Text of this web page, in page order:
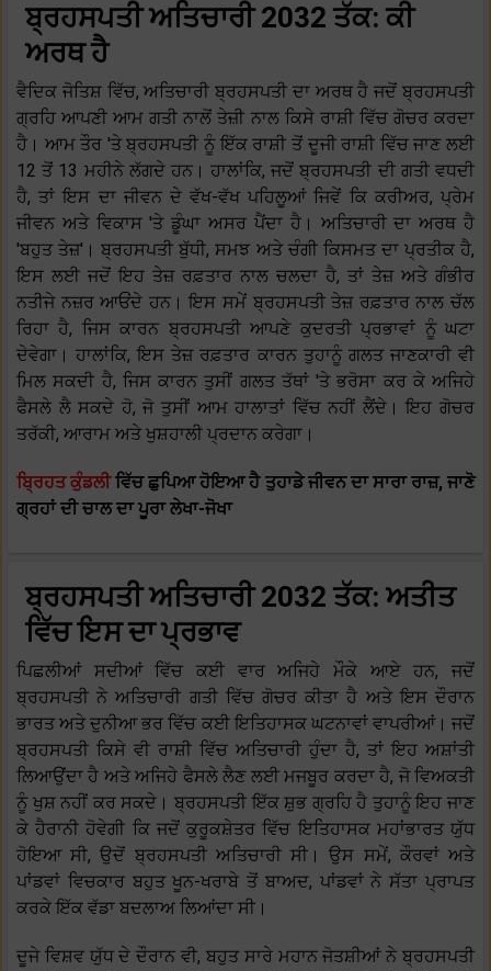
ਬ੍ਰਹਸਪਤੀ ਅਤਿਚਾਰੀ 2032 ਤੱਕ: ਕੀ
ਅਰਥ ਹੈ
ਵੈਦਿਕ ਜੋਤਿਸ਼ ਵਿੱਚ, ਅਤਿਚਾਰੀ ਬ੍ਰਹਸਪਤੀ ਦਾ ਅਰਥ ਹੈ ਜਦੋਂ ਬ੍ਰਹਸਪਤੀ
ਗ੍ਰਹਿ ਆਪਣੀ ਆਮ ਗਤੀ ਨਾਲੋਂ ਤੇਜ਼ੀ ਨਾਲ ਕਿਸੇ ਰਾਸ਼ੀ ਵਿੱਚ ਗੋਚਰ ਕਰਦਾ
ਹੈ। ਆਮ ਤੌਰ 'ਤੇ ਬ੍ਰਹਸਪਤੀ ਨੂੰ ਇੱਕ ਰਾਸ਼ੀ ਤੋਂ ਦੂਜੀ ਰਾਸ਼ੀ ਵਿੱਚ ਜਾਣ ਲਈ
12 ਤੋਂ 13 ਮਹੀਨੇ ਲੱਗਦੇ ਹਨ। ਹਾਲਾਂਕਿ, ਜਦੋਂ ਬ੍ਰਹਸਪਤੀ ਦੀ ਗਤੀ ਵਧਦੀ
ਹੈ, ਤਾਂ ਇਸ ਦਾ ਜੀਵਨ ਦੇ ਵੱਖ-ਵੱਖ ਪਹਿਲੂਆਂ ਜਿਵੇਂ ਕਿ ਕਰੀਅਰ, ਪ੍ਰੇਮ
ਜੀਵਨ ਅਤੇ ਵਿਕਾਸ 'ਤੇ ਡੂੰਘਾ ਅਸਰ ਪੈਂਦਾ ਹੈ। ਅਤਿਚਾਰੀ ਦਾ ਅਰਥ ਹੈ
'ਬਹੁਤ ਤੇਜ਼'। ਬ੍ਰਹਸਪਤੀ ਬੁੱਧੀ, ਸਮਝ ਅਤੇ ਚੰਗੀ ਕਿਸਮਤ ਦਾ ਪ੍ਰਤੀਕ ਹੈ,
ਇਸ ਲਈ ਜਦੋਂ ਇਹ ਤੇਜ਼ ਰਫ਼ਤਾਰ ਨਾਲ ਚਲਦਾ ਹੈ, ਤਾਂ ਤੇਜ਼ ਅਤੇ ਗੰਭੀਰ
ਨਤੀਜੇ ਨਜ਼ਰ ਆਓਂਦੇ ਹਨ। ਇਸ ਸਮੇਂ ਬ੍ਰਹਸਪਤੀ ਤੇਜ਼ ਰਫ਼ਤਾਰ ਨਾਲ ਚੱਲ
ਰਿਹਾ ਹੈ, ਜਿਸ ਕਾਰਨ ਬ੍ਰਹਸਪਤੀ ਆਪਣੇ ਕੁਦਰਤੀ ਪ੍ਰਭਾਵਾਂ ਨੂੰ ਘਟਾ
ਦੇਵੇਗਾ। ਹਾਲਾਂਕਿ, ਇਸ ਤੇਜ਼ ਰਫ਼ਤਾਰ ਕਾਰਨ ਤੁਹਾਨੂੰ ਗਲਤ ਜਾਣਕਾਰੀ ਵੀ
ਮਿਲ ਸਕਦੀ ਹੈ, ਜਿਸ ਕਾਰਨ ਤੁਸੀਂ ਗਲਤ ਤੱਥਾਂ 'ਤੇ ਭਰੋਸਾ ਕਰ ਕੇ ਅਜਿਹੇ
ਫੈਸਲੇ ਲੈ ਸਕਦੇ ਹੋ, ਜੋ ਤੁਸੀਂ ਆਮ ਹਾਲਾਤਾਂ ਵਿੱਚ ਨਹੀਂ ਲੈਂਦੇ। ਇਹ ਗੋਚਰ
ਤਰੱਕੀ, ਆਰਾਮ ਅਤੇ ਖੁਸ਼ਹਾਲੀ ਪ੍ਰਦਾਨ ਕਰੇਗਾ।
ਬ੍ਰਿਹਤ ਕੁੰਡਲੀਵਿੱਚ ਛੁਪਿਆ ਹੋਇਆ ਹੈ ਤੁਹਾਡੇ ਜੀਵਨ ਦਾ ਸਾਰਾ ਰਾਜ਼, ਜਾਣੋ
ਗ੍ਰਹਾਂ ਦੀ ਚਾਲ ਦਾ ਪੂਰਾ ਲੇਖਾ-ਜੋਖਾ
ਬ੍ਰਹਸਪਤੀ ਅਤਿਚਾਰੀ 2032 ਤੱਕ: ਅਤੀਤ
ਵਿੱਚ ਇਸ ਦਾ ਪ੍ਰਭਾਵ
ਪਿਛਲੀਆਂ ਸਦੀਆਂ ਵਿੱਚ ਕਈ ਵਾਰ ਅਜਿਹੇ ਮੌਕੇ ਆਏ ਹਨ, ਜਦੋਂ
ਬ੍ਰਹਸਪਤੀ ਨੇ ਅਤਿਚਾਰੀ ਗਤੀ ਵਿੱਚ ਗੋਚਰ ਕੀਤਾ ਹੈ ਅਤੇ ਇਸ ਦੌਰਾਨ
ਭਾਰਤ ਅਤੇ ਦੁਨੀਆ ਭਰ ਵਿੱਚ ਕਈ ਇਤਿਹਾਸਕ ਘਟਨਾਵਾਂ ਵਾਪਰੀਆਂ। ਜਦੋਂ
ਬ੍ਰਹਸਪਤੀ ਕਿਸੇ ਵੀ ਰਾਸ਼ੀ ਵਿੱਚ ਅਤਿਚਾਰੀ ਹੁੰਦਾ ਹੈ, ਤਾਂ ਇਹ ਅਸ਼ਾਂਤੀ
ਲਿਆਉਂਦਾ ਹੈ ਅਤੇ ਅਜਿਹੇ ਫੈਸਲੇ ਲੈਣ ਲਈ ਮਜਬੂਰ ਕਰਦਾ ਹੈ, ਜੋ ਵਿਅਕਤੀ
ਨੂੰ ਖੁਸ਼ ਨਹੀਂ ਕਰ ਸਕਦੇ। ਬ੍ਰਹਸਪਤੀ ਇੱਕ ਸ਼ੁਭ ਗ੍ਰਹਿ ਹੈ ਤੁਹਾਨੂੰ ਇਹ ਜਾਣ
ਕੇ ਹੈਰਾਨੀ ਹੋਵੇਗੀ ਕਿ ਜਦੋਂ ਕੁਰੂਕਸ਼ੇਤਰ ਵਿੱਚ ਇਤਿਹਾਸਕ ਮਹਾਂਭਾਰਤ ਯੁੱਧ
ਹੋਇਆ ਸੀ, ਉਦੋਂ ਬ੍ਰਹਸਪਤੀ ਅਤਿਚਾਰੀ ਸੀ। ਉਸ ਸਮੇਂ, ਕੌਰਵਾਂ ਅਤੇ
ਪਾਂਡਵਾਂ ਵਿਚਕਾਰ ਬਹੁਤ ਖੂਨ-ਖਰਾਬੇ ਤੋਂ ਬਾਅਦ, ਪਾਂਡਵਾਂ ਨੇ ਸੱਤਾ ਪ੍ਰਾਪਤ
ਕਰਕੇ ਇੱਕ ਵੱਡਾ ਬਦਲਾਅ ਲਿਆਂਦਾ ਸੀ।
ਦੂਜੇ ਵਿਸ਼ਵ ਯੁੱਧ ਦੇ ਦੌਰਾਨ ਵੀ, ਬਹੁਤ ਸਾਰੇ ਮਹਾਨ ਜੋਤਸ਼ੀਆਂ ਨੇ ਬ੍ਰਹਸਪਤੀ